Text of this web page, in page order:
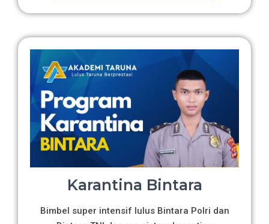
Karantina Bintara
Bimbel super intensif lulus Bintara Polri dan